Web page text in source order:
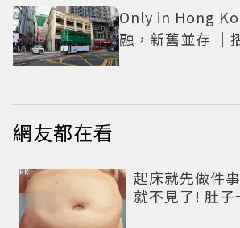
Only in Hong
融，新舊並存 ｜
網友都在看
起床就先做件
就不見了! 肚子
PR